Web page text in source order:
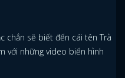
chắn sẽ biết đến cái tên Trà
với những video biến hình